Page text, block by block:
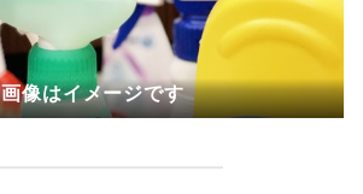
画像はイメージです